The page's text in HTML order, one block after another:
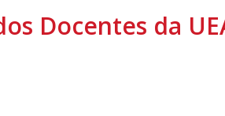
Docentes da